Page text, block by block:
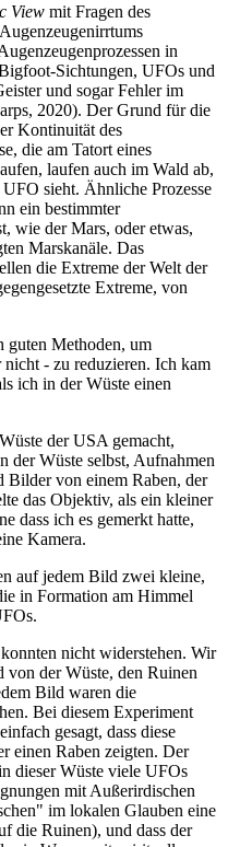
View mit Fragen des
in
Sichtungen, UFOs und
und sogar Fehler im
2020). Der Grund für die
Kontinuität des
die am Tatort eines
laufen auch im Wald ab,
sieht. Ähnliche Prozesse
ein bestimmter
wie der Mars, oder etwas,
Marskanäle. Das
die Extreme der Welt der
Extreme, von
guten Methoden, um
- zu reduzieren. Ich kam
ich in der Wüste einen
der USA gemacht,
der Wüste selbst, Aufnahmen
Bilder von einem Raben, der
das Objektiv, als ein kleiner
dass ich es gemerkt hatte,
Kamera.
auf jedem Bild zwei kleine,
in Formation am Himmel
nicht widerstehen. Wir
der Wüste, den Ruinen
Bild waren die
Bei diesem Experiment
gesagt, dass diese
einen Raben zeigten. Der
dieser Wüste viele UFOs
mit Außerirdischen
im lokalen Glauben eine
die Ruinen), und dass der